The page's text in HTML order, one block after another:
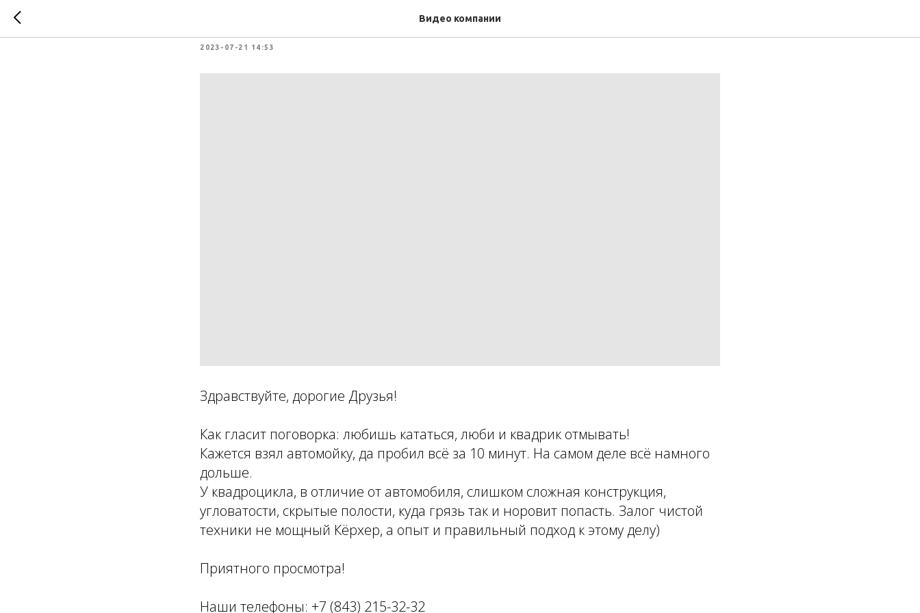
Видео компании
Как помыть квадроцикл?
2023-07-21 14:53
Здравствуйте, дорогие Друзья!
Как гласит поговорка: любишь кататься, люби и квадрик отмывать!
Кажется взял автомойку, да пробил всё за 10 минут. На самом деле всё намного
дольше.
У квадроцикла, в отличие от автомобиля, слишком сложная конструкция,
угловатости, скрытые полости, куда грязь так и норовит попасть. Залог чистой
техники не мощный Кёрхер, а опыт и правильный подход к этому делу)
Приятного просмотра!
Наши телефоны: +7 (843) 215-32-32